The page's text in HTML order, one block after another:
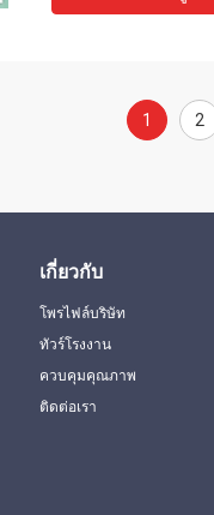
1 2
เกี่ยวกับ
โพรไฟล์บริษัท
ทัวร์โรงงาน
ควบคุมคุณภาพ
ติดต่อเรา